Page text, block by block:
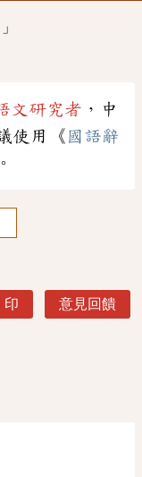
」
文研究者 ，中
使用《 國語辭
意見回饋